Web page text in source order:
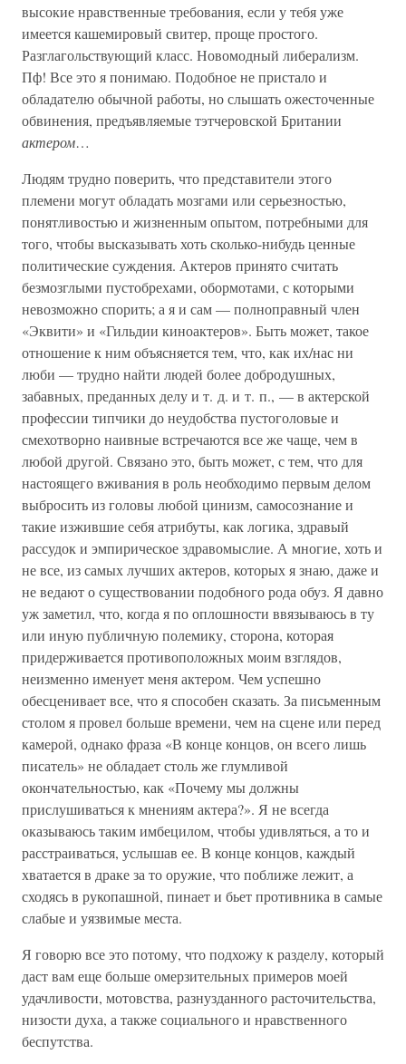
высокие нравственные требования, если у тебя уже
имеется кашемировый свитер, проще простого.
Разглагольствующий класс. Новомодный либерализм.
Пф! Все это я понимаю. Подобное не пристало и
обладателю обычной работы, но слышать ожесточенные
обвинения, предъявляемые тэтчеровской Британии
актером…
Людям трудно поверить, что представители этого
племени могут обладать мозгами или серьезностью,
понятливостью и жизненным опытом, потребными для
того, чтобы высказывать хоть сколько-нибудь ценные
политические суждения. Актеров принято считать
безмозглыми пустобрехами, обормотами, с которыми
невозможно спорить; а я и сам — полноправный член
«Эквити» и «Гильдии киноактеров». Быть может, такое
отношение к ним объясняется тем, что, как их/нас ни
люби — трудно найти людей более добродушных,
забавных, преданных делу и т. д. и т. п., — в актерской
профессии типчики до неудобства пустоголовые и
смехотворно наивные встречаются все же чаще, чем в
любой другой. Связано это, быть может, с тем, что для
настоящего вживания в роль необходимо первым делом
выбросить из головы любой цинизм, самосознание и
такие изжившие себя атрибуты, как логика, здравый
рассудок и эмпирическое здравомыслие. А многие, хоть и
не все, из самых лучших актеров, которых я знаю, даже и
не ведают о существовании подобного рода обуз. Я давно
уж заметил, что, когда я по оплошности ввязываюсь в ту
или иную публичную полемику, сторона, которая
придерживается противоположных моим взглядов,
неизменно именует меня актером. Чем успешно
обесценивает все, что я способен сказать. За письменным
столом я провел больше времени, чем на сцене или перед
камерой, однако фраза «В конце концов, он всего лишь
писатель» не обладает столь же глумливой
окончательностью, как «Почему мы должны
прислушиваться к мнениям актера?». Я не всегда
оказываюсь таким имбецилом, чтобы удивляться, а то и
расстраиваться, услышав ее. В конце концов, каждый
хватается в драке за то оружие, что поближе лежит, а
сходясь в рукопашной, пинает и бьет противника в самые
слабые и уязвимые места.
Я говорю все это потому, что подхожу к разделу, который
даст вам еще больше омерзительных примеров моей
удачливости, мотовства, разнузданного расточительства,
низости духа, а также социального и нравственного
беспутства.